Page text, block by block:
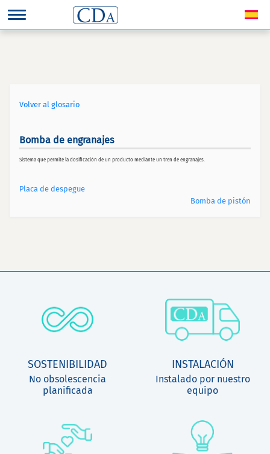
Volver al glosario
Bomba de engranajes
Sistema que permite la dosificación de un producto mediante un tren de engranajes.
Placa de despegue
Bomba de pistón
SOSTENIBILIDAD
No obsolescencia
planificada
INSTALACIÓN
Instalado por nuestro
equipo